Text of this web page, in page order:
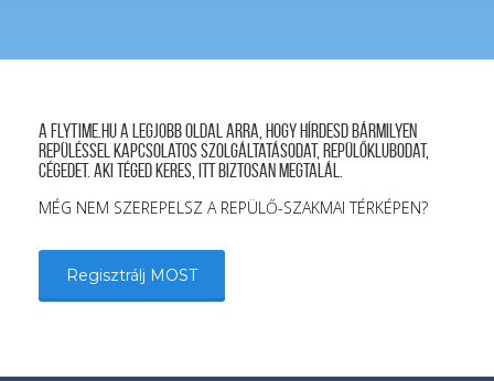
A FLYTIME.HU a legjobb oldal arra, hogy hírdesd bármilyen
repüléssel kapcsolatos szolgáltatásodat, repülőklubodat,
cégedet. Aki téged keres, itt biztosan megtalál.
MÉG NEM SZEREPELSZ A REPÜLŐ-SZAKMAI TÉRKÉPEN?
Regisztrálj MOST